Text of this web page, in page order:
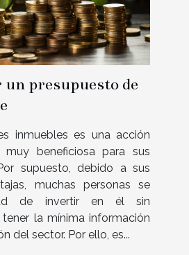
un presupuesto de
inmuebles es una acción
beneficiosa para sus
supuesto, debido a sus
muchas personas se
de invertir en él sin
la mínima información
del sector. Por ello, es...